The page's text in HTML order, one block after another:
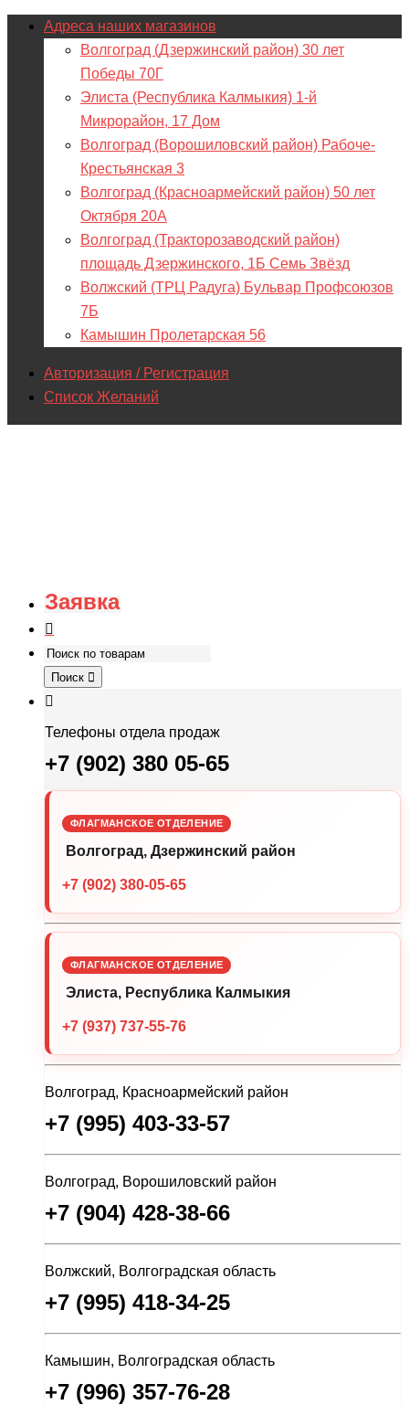
Адреса наших магазинов
Волгоград (Дзержинский район) 30 лет
Победы 70Г
Элиста (Республика Калмыкия) 1-й
Микрорайон, 17 Дом
Волгоград (Ворошиловский район) Рабоче-
Крестьянская 3
Волгоград (Красноармейский район) 50 лет
Октября 20А
Волгоград (Тракторозаводский район)
площадь Дзержинского, 1Б Семь Звёзд
Волжский (ТРЦ Радуга) Бульвар Профсоюзов
7Б
Камышин Пролетарская 56
Авторизация / Регистрация
Список Желаний
Заявка
Поиск
Телефоны отдела продаж
+7 (902) 380 05-65
ФЛАГМАНСКОЕ ОТДЕЛЕНИЕ
Волгоград, Дзержинский район
+7 (902) 380-05-65
ФЛАГМАНСКОЕ ОТДЕЛЕНИЕ
Элиста, Республика Калмыкия
+7 (937) 737-55-76
Волгоград, Красноармейский район
+7 (995) 403-33-57
Волгоград, Ворошиловский район
+7 (904) 428-38-66
Волжский, Волгоградская область
+7 (995) 418-34-25
Камышин, Волгоградская область
+7 (996) 357-76-28